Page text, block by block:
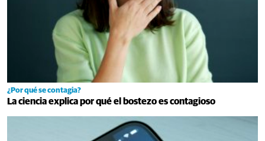
¿Por qué se contagia?
La ciencia explica por qué el bostezo es contagioso